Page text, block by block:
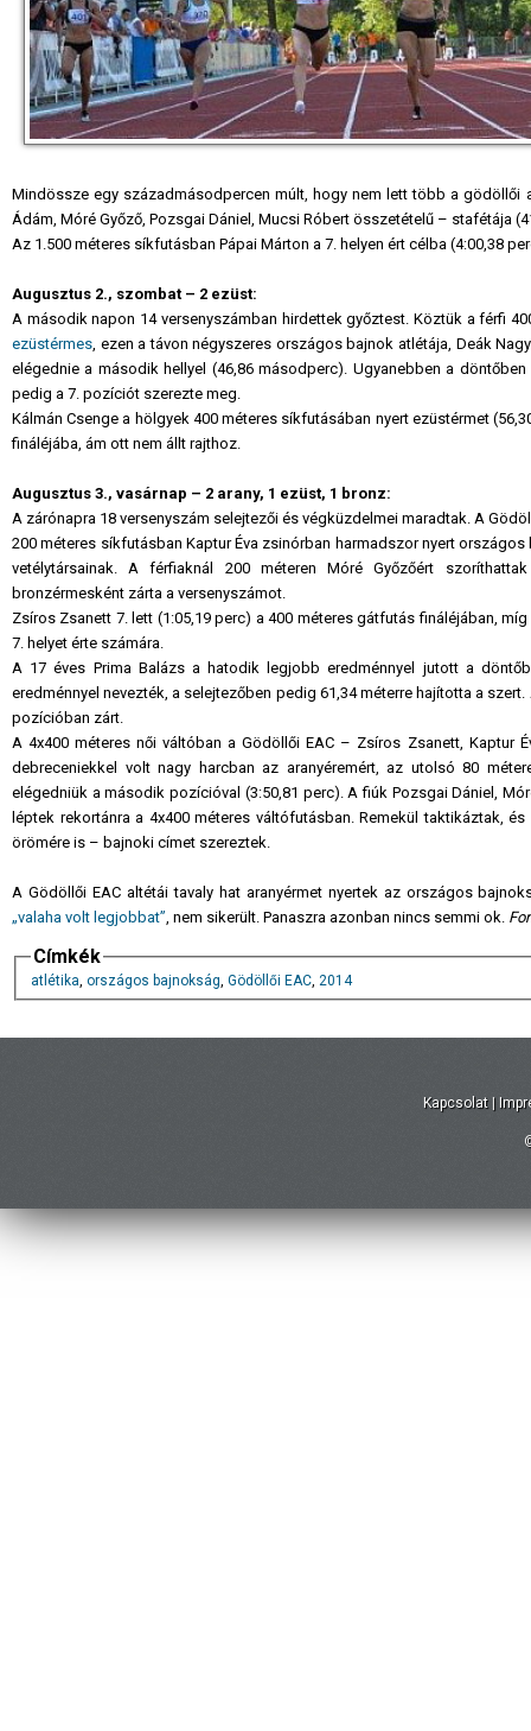
Mindössze egy századmásodpercen múlt, hogy nem lett több a gödöllői
Ádám, Móré Győző, Pozsgai Dániel, Mucsi Róbert összetételű – stafétája
Az 1.500 méteres síkfutásban Pápai Márton a 7. helyen ért célba (4:00,38
Augusztus 2., szombat – 2 ezüst:
A második napon 14 versenyszámban hirdettek győztest. Köztük a férfi
ezüstérmes, ezen a távon négyszeres országos bajnok atlétája, Deák
elégednie a második hellyel (46,86 másodperc). Ugyanebben a
pedig a 7. pozíciót szerezte meg.
Kálmán Csenge a hölgyek 400 méteres síkfutásában nyert ezüstérmet
fináléjába, ám ott nem állt rajthoz.
Augusztus 3., vasárnap – 2 arany, 1 ezüst, 1 bronz:
A zárónapra 18 versenyszám selejtezői és végküzdelmei maradtak. A
200 méteres síkfutásban Kaptur Éva zsinórban harmadszor nyert
vetélytársainak. A férfiaknál 200 méteren Móré Győzőért
bronzérmesként zárta a versenyszámot.
Zsíros Zsanett 7. lett (1:05,19 perc) a 400 méteres gátfutás fináléjában,
7. helyet érte számára.
A 17 éves Prima Balázs a hatodik legjobb eredménnyel jutott a
eredménnyel nevezték, a selejtezőben pedig 61,34 méterre hajította a
pozícióban zárt.
A 4x400 méteres női váltóban a Gödöllői EAC – Zsíros Zsanett, Kaptur
debreceniekkel volt nagy harcban az aranyéremért, az utolsó 80
elégedniük a második pozícióval (3:50,81 perc). A fiúk Pozsgai Dániel,
léptek rekortánra a 4x400 méteres váltófutásban. Remekül taktikáztak,
örömére is – bajnoki címet szereztek.
A Gödöllői EAC altétái tavaly hat aranyérmet nyertek az országos
„valaha volt legjobbat”, nem sikerült. Panaszra azonban nincs semmi ok.
Címkék
atlétika, országos bajnokság, Gödöllői EAC, 2014
Kapcsolat |